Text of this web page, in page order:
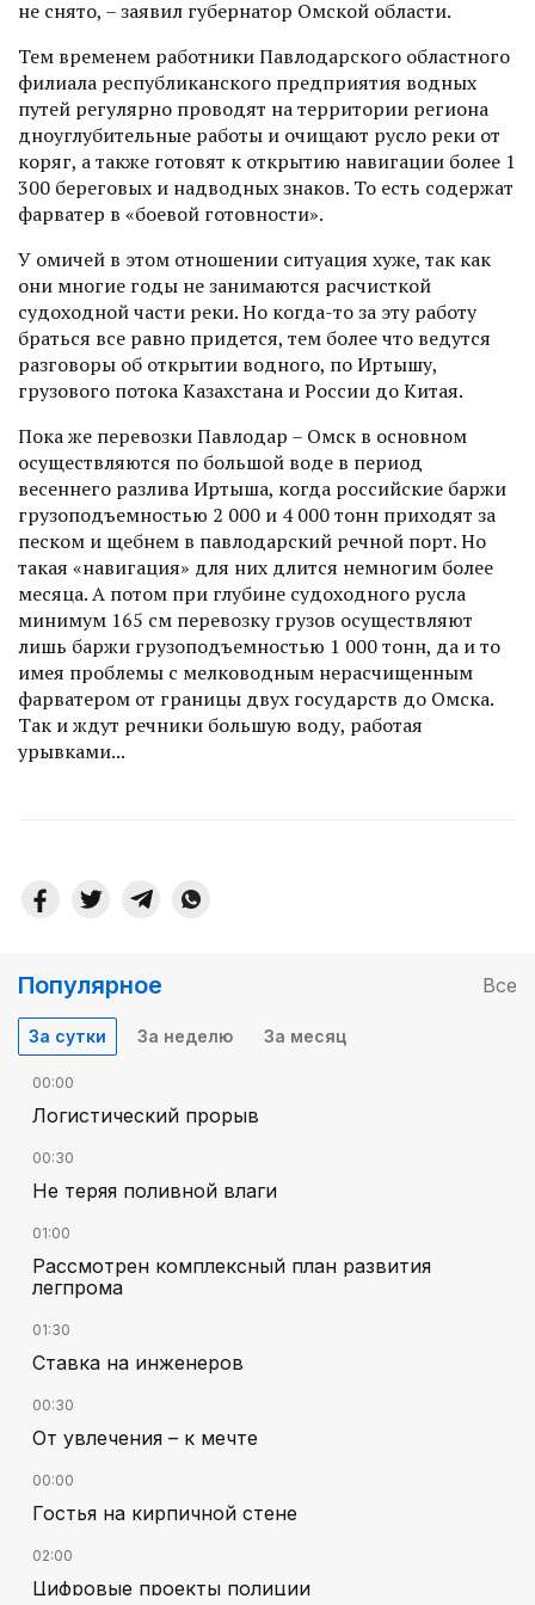
не снято, – заявил губернатор Омской области.
Тем временем работники Павлодарского областного
филиала республиканского предприятия водных
путей регулярно проводят на территории региона
дноуглубительные работы и очищают русло реки от
коряг, а также готовят к открытию навигации более 1
300 береговых и надводных знаков. То есть содержат
фарватер в «боевой готовности».
У омичей в этом отношении ситуация хуже, так как
они многие годы не занимаются расчисткой
судоходной части реки. Но когда-то за эту работу
браться все равно придется, тем более что ведутся
разговоры об открытии водного, по Иртышу,
грузового потока Казахстана и России до Китая.
Пока же перевозки Павлодар – Омск в основном
осуществляются по большой воде в период
весеннего разлива Иртыша, когда российские баржи
грузоподъемностью 2 000 и 4 000 тонн приходят за
песком и щебнем в павлодарский речной порт. Но
такая «навигация» для них длится немногим более
месяца. А потом при глубине судоходного русла
минимум 165 см перевозку грузов осуществляют
лишь баржи грузоподъемностью 1 000 тонн, да и то
имея проблемы с мелководным нерасчищенным
фарватером от границы двух государств до Омска.
Так и ждут речники большую воду, работая
урывками...
Популярное Все
За сутки За неделю За месяц
00:00
Логистический прорыв
00:30
Не теряя поливной влаги
01:00
Рассмотрен комплексный план развития
легпрома
01:30
Ставка на инженеров
00:30
От увлечения – к мечте
00:00
Гостья на кирпичной стене
02:00
Цифровые проекты полиции